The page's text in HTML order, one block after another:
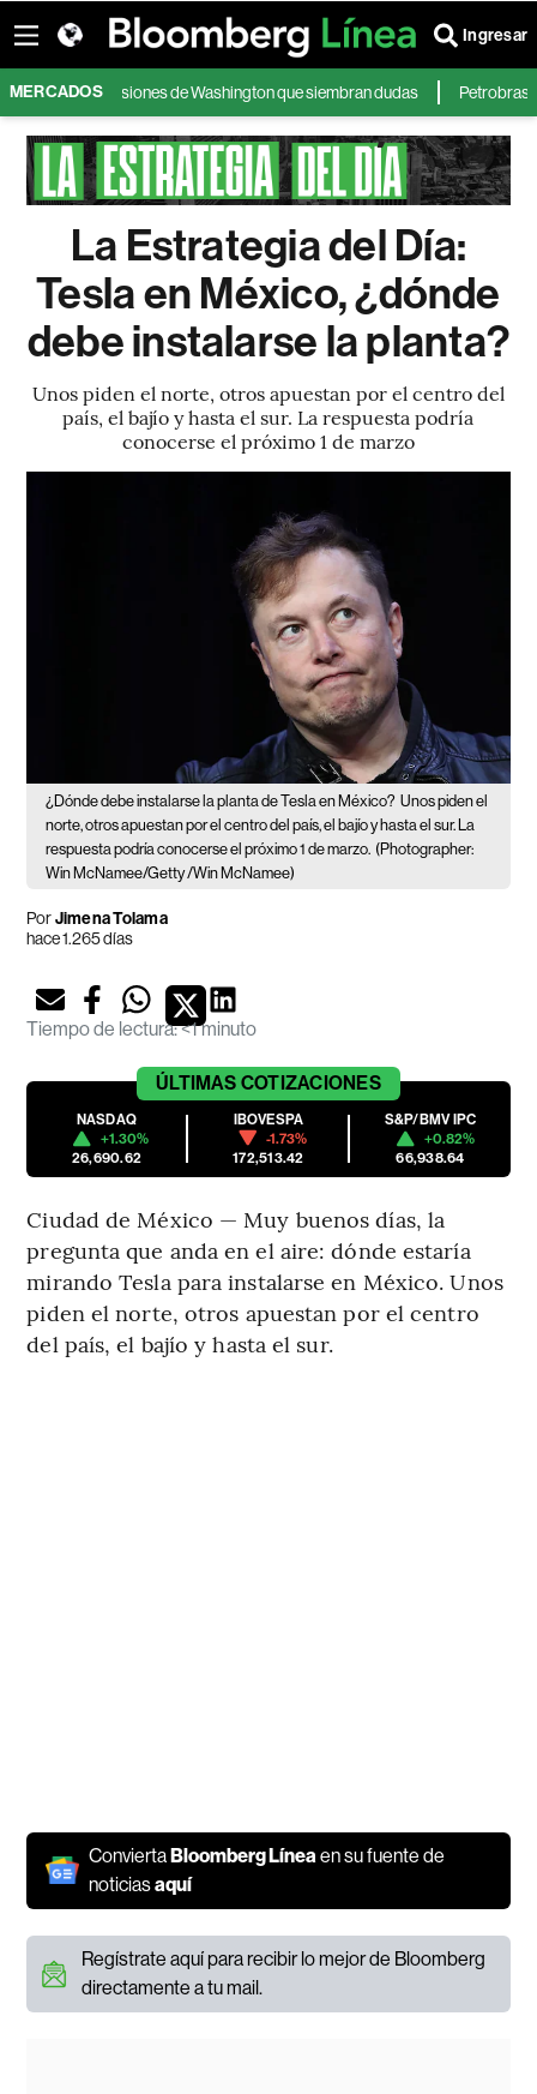
Ingresar
MERCADOS
tras decisiones de Washington que siembran dudas Petrobras,
La Estrategia del Día:
Tesla en México, ¿dónde
debe instalarse la planta?
Unos piden el norte, otros apuestan por el centro del
país, el bajío y hasta el sur. La respuesta podría
conocerse el próximo 1 de marzo
¿Dónde debe instalarse la planta de Tesla en México? Unos piden el
norte, otros apuestan por el centro del país, el bajío y hasta el sur. La
respuesta podría conocerse el próximo 1 de marzo. (Photographer:
Win McNamee/Getty /Win McNamee)
PorJimena Tolama
hace 1.265 días
Tiempo de lectura:<1 minuto
ÚLTIMAS COTIZACIONES
NASDAQ
+1.30%
26,690.62
IBOVESPA
-1.73%
172,513.42
S&P/BMV IPC
+0.82%
66,938.64
Ciudad de México — Muy buenos días, la
pregunta que anda en el aire: dónde estaría
mirando Tesla para instalarse en México. Unos
piden el norte, otros apuestan por el centro
del país, el bajío y hasta el sur.
ConviertaBloomberg Línea en su fuente de
noticiasaquí
Regístrate aquí para recibir lo mejor de Bloomberg
directamente a tu mail.